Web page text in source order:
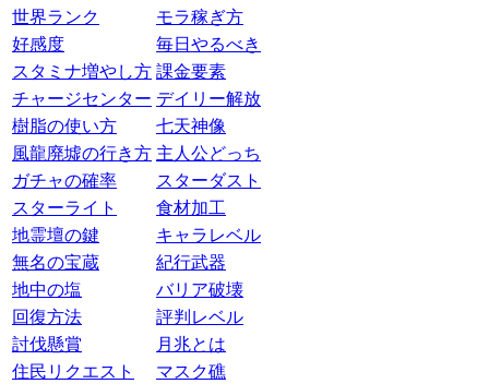
世界ランク
モラ稼ぎ方
好感度
毎日やるべき
スタミナ増やし方 課金要素
チャージセンター デイリー解放
樹脂の使い方
七天神像
風龍廃墟の行き方 主人公どっち
ガチャの確率
スターダスト
スターライト
食材加工
地霊壇の鍵
キャラレベル
無名の宝蔵
紀行武器
地中の塩
バリア破壊
回復方法
評判レベル
討伐懸賞
月兆とは
住民リクエスト
マスク礁